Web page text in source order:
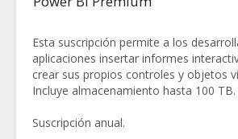
Esta suscripción permite a los
aplicaciones insertar informes
crear sus propios controles y objetos
Incluye almacenamiento hasta 100 TB.
Suscripción anual.